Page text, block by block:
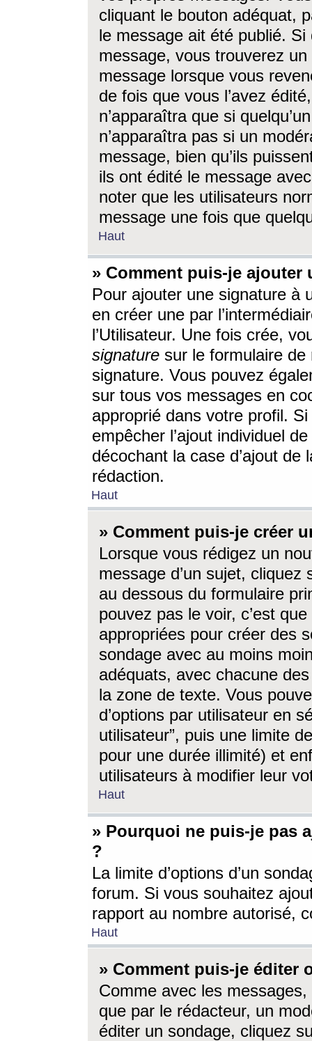
cliquant le bouton adéquat,
le message ait été publié. Si
message, vous trouverez
message lorsque vous
de fois que vous l’avez
n’apparaîtra que si
n’apparaîtra pas si un
message, bien qu’ils
ils ont édité le message
noter que les utilisateurs
message une fois que
Haut
» Comment puis-je ajouter
Pour ajouter une signature à
en créer une par
l’Utilisateur. Une fois crée,
signature sur le formulaire de
signature. Vous pouvez
sur tous vos messages en
approprié dans votre profil.
empêcher l’ajout individuel
décochant la case d’ajout
rédaction.
Haut
» Comment puis-je créer
Lorsque vous rédigez un
message d’un sujet, cliquez
au dessous du formulaire
pouvez pas le voir, c’est
appropriées pour créer des
sondage avec au moins
adéquats, avec chacune
la zone de texte. Vous
d’options par utilisateur en
utilisateur”, puis une limite
pour une durée illimité) et
utilisateurs à modifier leur
Haut
» Pourquoi ne puis-je pas
?
La limite d’options d’un
forum. Si vous souhaitez
rapport au nombre autorisé,
Haut
» Comment puis-je éditer
Comme avec les
que par le rédacteur, un
éditer un sondage, cliquez